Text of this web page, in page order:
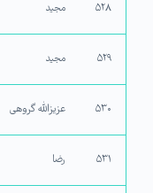
۵۲۸ مجید
۵۲۹ مجید
۵۳۰ عزیزالله گروهی
۵۳۱ رضا